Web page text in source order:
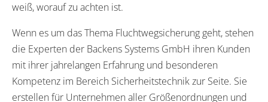
weiß, worauf zu achten ist.
Wenn es um das Thema Fluchtwegsicherung geht, stehen
die Experten der Backens Systems GmbH ihren Kunden
mit ihrer jahrelangen Erfahrung und besonderen
Kompetenz im Bereich Sicherheitstechnik zur Seite. Sie
erstellen für Unternehmen aller Größenordnungen und